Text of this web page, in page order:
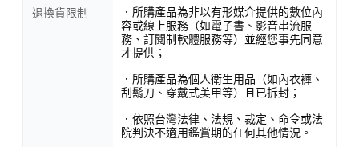
退換貨限制
．所購產品為非以有形媒介提供的數位內
容或線上服務（如電子書、影音串流服
務、訂閱制軟體服務等）並經您事先同意
才提供；
．所購產品為個人衛生用品（如內衣褲、
刮鬍刀、穿戴式美甲等）且已拆封；
．依照台灣法律、法規、裁定、命令或法
院判決不適用鑑賞期的任何其他情況。